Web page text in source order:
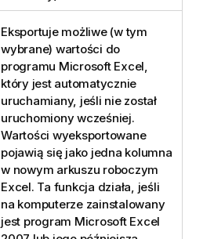
Eksportuje możliwe (w tym
wybrane) wartości do
programu Microsoft Excel,
który jest automatycznie
uruchamiany, jeśli nie został
uruchomiony wcześniej.
Wartości wyeksportowane
pojawią się jako jedna kolumna
w nowym arkuszu roboczym
Excel. Ta funkcja działa, jeśli
na komputerze zainstalowany
jest program Microsoft Excel